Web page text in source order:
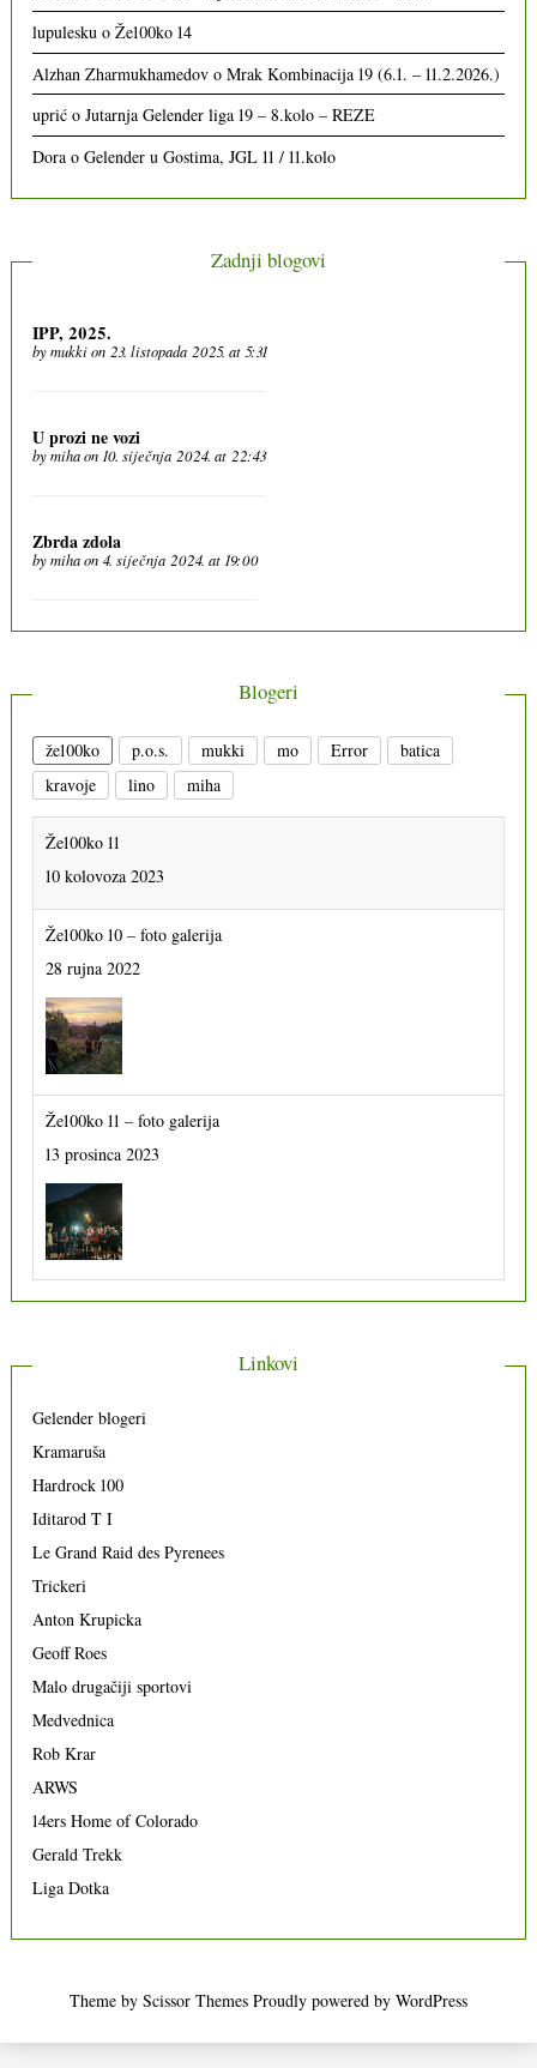
lupulesku oŽe100ko 14
Alzhan Zharmukhamedov oMrak Kombinacija 19 (6.1. – 11.2.2026.)
uprić oJutarnja Gelender liga 19 – 8.kolo – REZE
Dora oGelender u Gostima, JGL 11 / 11.kolo
Zadnji blogovi
IPP, 2025.
bymukkion 23. listopada 2025. at 5:31
U prozi ne vozi
bymihaon 10. siječnja 2024. at 22:43
Zbrda zdola
bymihaon 4. siječnja 2024. at 19:00
Blogeri
že100ko p.o.s. mukki mo Error
batica
kravoje
lino miha
Že100ko 11
10 kolovoza 2023
Že100ko 10 – foto galerija
28 rujna 2022
Že100ko 11 – foto galerija
13 prosinca 2023
Linkovi
Gelender blogeri
Kramaruša
Hardrock 100
Iditarod T I
Le Grand Raid des Pyrenees
Trickeri
Anton Krupicka
Geoff Roes
Malo drugačiji sportovi
Medvednica
Rob Krar
ARWS
14ers Home of Colorado
Gerald Trekk
Liga Dotka
Theme by Scissor Themes Proudly powered by WordPress